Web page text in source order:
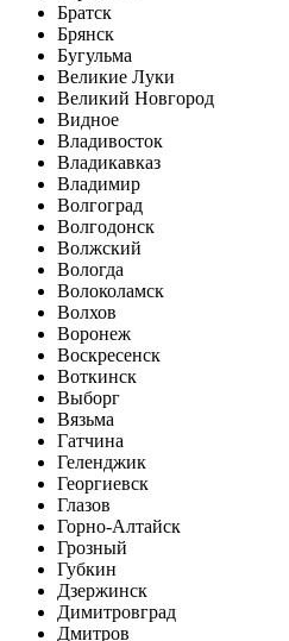
Братск
Брянск
Бугульма
Великие Луки
Великий Новгород
Видное
Владивосток
Владикавказ
Владимир
Волгоград
Волгодонск
Волжский
Вологда
Волоколамск
Волхов
Воронеж
Воскресенск
Воткинск
Выборг
Вязьма
Гатчина
Геленджик
Георгиевск
Глазов
Горно-Алтайск
Грозный
Губкин
Дзержинск
Димитровград
Дмитров